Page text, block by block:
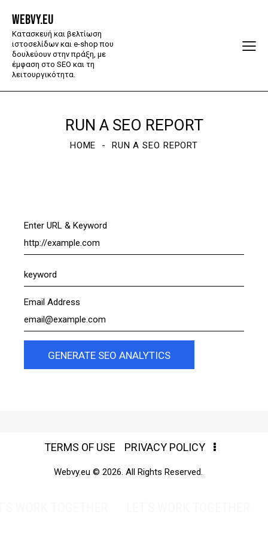
WEBVY.EU
Κατασκευή και βελτίωση
ιστοσελίδων και e-shop που
δουλεύουν στην πράξη, με
έμφαση στο SEO και τη
λειτουργικότητα.
RUN A SEO REPORT
HOME RUN A SEO REPORT
Enter URL & Keyword
Email Address
Webvy.eu © 2026. All Rights Reserved.
TERMS OF USE PRIVACY POLICY